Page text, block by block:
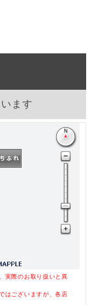
ます
実際のお取り扱いと異
はございますが、各店